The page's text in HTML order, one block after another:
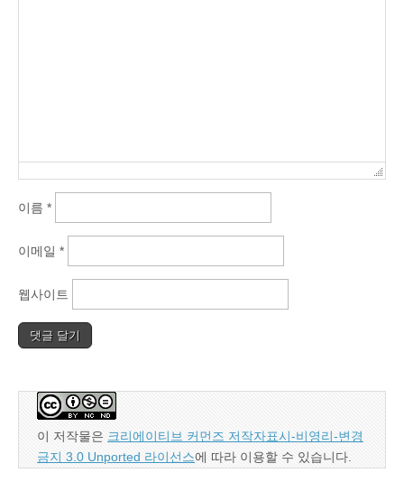
이름 *
이메일 *
웹사이트
이 저작물은 크리에이티브 커먼즈 저작자표시-비영리-변경
금지 3.0 Unported 라이선스에 따라 이용할 수 있습니다.